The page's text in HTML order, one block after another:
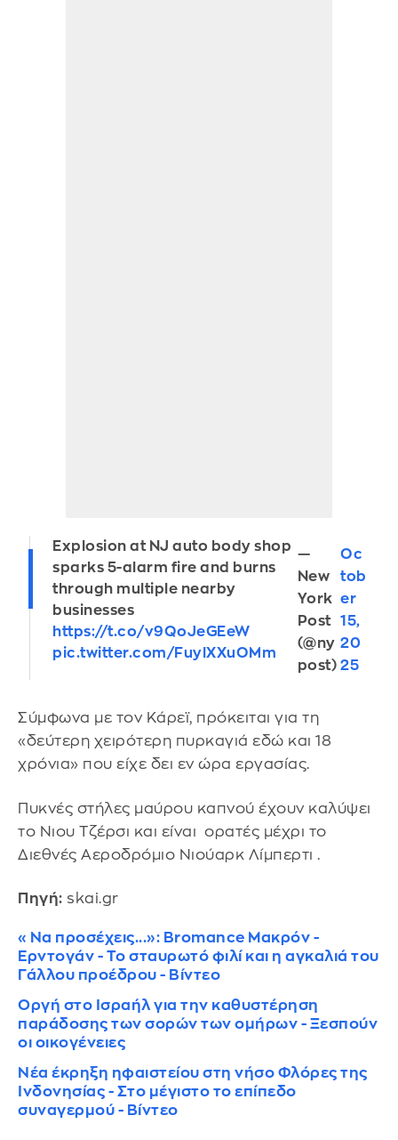
Explosion at NJ auto body shop
sparks 5-alarm fire and burns
through multiple nearby
businesses
https://t.co/v9QoJeGEeW
pic.twitter.com/FuylXXuOMm
—
New
York
Post
(@ny
post)
Oc
tob
er
15,
20
25
Σύμφωνα με τον Κάρεϊ, πρόκειται για τη
«δεύτερη χειρότερη πυρκαγιά εδώ και 18
χρόνια» που είχε δει εν ώρα εργασίας.
Πυκνές στήλες μαύρου καπνού έχουν καλύψει
το Νιου Τζέρσι και είναι ορατές μέχρι το
Διεθνές Αεροδρόμιο Νιούαρκ Λίμπερτι .
Πηγή: skai.gr
«Να προσέχεις...»: Bromance Μακρόν -
Ερντογάν - Το σταυρωτό φιλί και η αγκαλιά του
Γάλλου προέδρου - Βίντεο
Οργή στο Ισραήλ για την καθυστέρηση
παράδοσης των σορών των ομήρων - Ξεσπούν
οι οικογένειες
Νέα έκρηξη ηφαιστείου στη νήσο Φλόρες της
Ινδονησίας - Στο μέγιστο το επίπεδο
συναγερμού - Βίντεο